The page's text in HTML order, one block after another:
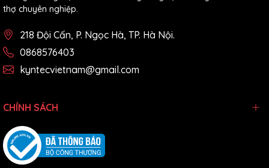
thợ chuyên nghiệp.
218 Đội Cấn, P. Ngọc Hà, TP. Hà Nội.
0868576403
kyntecvietnam@gmail.com
CHÍNH SÁCH